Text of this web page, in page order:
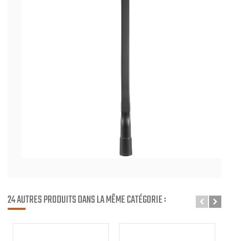
24 AUTRES PRODUITS DANS LA MÊME CATÉGORIE :